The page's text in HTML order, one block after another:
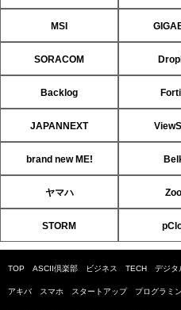
MSI
SORACOM
Backlog
JAPANNEXT
brand new ME!
ヤマハ
STORM
TOP ASCII倶楽部 ビジネス TECH デジタ
アキバ スマホ スタートアップ プログラミ